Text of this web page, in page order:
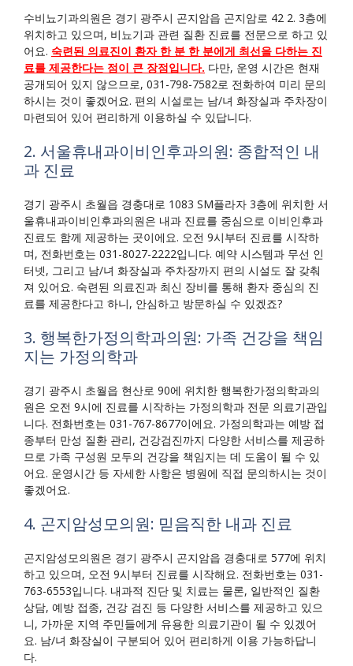
수비뇨기과의원은 경기 광주시 곤지암읍 곤지암로 42 2. 3층에
위치하고 있으며, 비뇨기과 관련 질환 진료를 전문으로 하고 있
어요. 숙련된 의료진이 환자 한 분 한 분에게 최선을 다하는 진
료를 제공한다는 점이 큰 장점입니다. 다만, 운영 시간은 현재
공개되어 있지 않으므로, 031-798-7582로 전화하여 미리 문의
하시는 것이 좋겠어요. 편의 시설로는 남/녀 화장실과 주차장이
마련되어 있어 편리하게 이용하실 수 있답니다.
2. 서울휴내과이비인후과의원: 종합적인 내
과 진료
경기 광주시 초월읍 경충대로 1083 SM플라자 3층에 위치한 서
울휴내과이비인후과의원은 내과 진료를 중심으로 이비인후과
진료도 함께 제공하는 곳이에요. 오전 9시부터 진료를 시작하
며, 전화번호는 031-8027-2222입니다. 예약 시스템과 무선 인
터넷, 그리고 남/녀 화장실과 주차장까지 편의 시설도 잘 갖춰
져 있어요. 숙련된 의료진과 최신 장비를 통해 환자 중심의 진
료를 제공한다고 하니, 안심하고 방문하실 수 있겠죠?
3. 행복한가정의학과의원: 가족 건강을 책임
지는 가정의학과
경기 광주시 초월읍 현산로 90에 위치한 행복한가정의학과의
원은 오전 9시에 진료를 시작하는 가정의학과 전문 의료기관입
니다. 전화번호는 031-767-8677이에요. 가정의학과는 예방 접
종부터 만성 질환 관리, 건강검진까지 다양한 서비스를 제공하
므로 가족 구성원 모두의 건강을 책임지는 데 도움이 될 수 있
어요. 운영시간 등 자세한 사항은 병원에 직접 문의하시는 것이
좋겠어요.
4. 곤지암성모의원: 믿음직한 내과 진료
곤지암성모의원은 경기 광주시 곤지암읍 경충대로 577에 위치
하고 있으며, 오전 9시부터 진료를 시작해요. 전화번호는 031-
763-6553입니다. 내과적 진단 및 치료는 물론, 일반적인 질환
상담, 예방 접종, 건강 검진 등 다양한 서비스를 제공하고 있으
니, 가까운 지역 주민들에게 유용한 의료기관이 될 수 있겠어
요. 남/녀 화장실이 구분되어 있어 편리하게 이용 가능하답니
다.